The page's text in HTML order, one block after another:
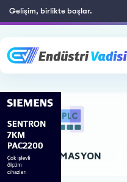
Gelişim, birlikte başlar.
OTOMASYON